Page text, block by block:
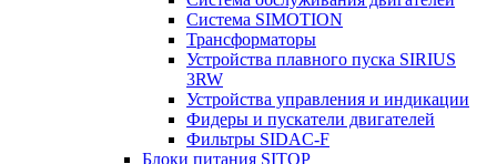
Система SIMOTION
Трансформаторы
Устройства плавного пуска SIRIUS
3RW
Устройства управления и индикации
Фидеры и пускатели двигателей
Фильтры SIDAC-F
Блоки питания SITOP